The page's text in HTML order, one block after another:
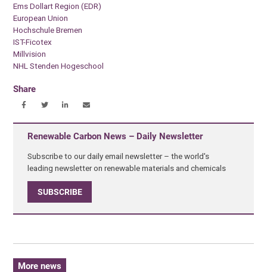
Ems Dollart Region (EDR)
European Union
Hochschule Bremen
IST-Ficotex
Millvision
NHL Stenden Hogeschool
Share
Renewable Carbon News – Daily Newsletter
Subscribe to our daily email newsletter – the world's
leading newsletter on renewable materials and chemicals
SUBSCRIBE
More news